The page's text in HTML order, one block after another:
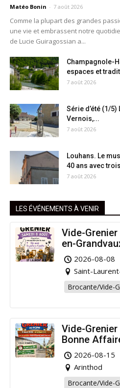
Matéo Bonin - 7 août 2026
Comme la plupart des grandes
une vie et embrassent notre
de Lucie Guiragossian a...
Champagnole-
espaces et
7 août 2026
Série d’été (1/
Vernois,...
7 août 2026
Louhans. Le
40 ans avec
7 août 2026
LES ÉVÉNEMENTS À VENIR
Vide-
en-
pour la
2026-08-08
Saint-
Brocante/Vide-
Vide-Grenier
Bonne
Arinthod !
2026-08-15
Arinthod
Brocante/Vide-